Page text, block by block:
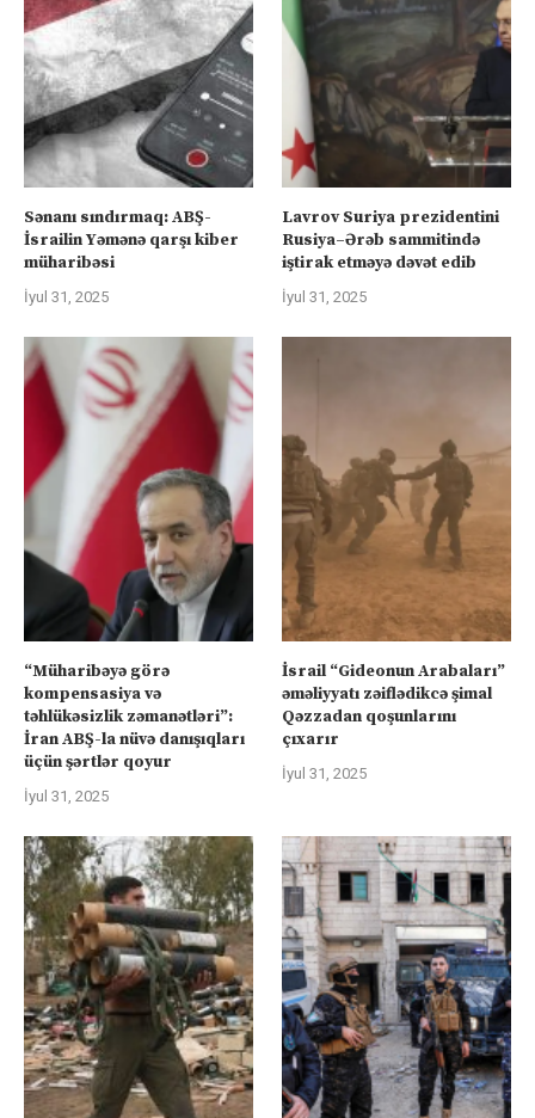
Sənanı sındırmaq: ABŞ-
İsrailin Yəmənə qarşı kiber
müharibəsi
İyul 31, 2025
Lavrov Suriya prezidentini
Rusiya–Ərəb sammitində
iştirak etməyə dəvət edib
İyul 31, 2025
“Müharibəyə görə
kompensasiya və
təhlükəsizlik zəmanətləri”:
İran ABŞ-la nüvə danışıqları
üçün şərtlər qoyur
İyul 31, 2025
İsrail “Gideonun Arabaları”
əməliyyatı zəiflədikcə şimal
Qəzzadan qoşunlarını
çıxarır
İyul 31, 2025